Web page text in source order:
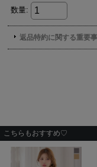
こちらもおすすめ♡